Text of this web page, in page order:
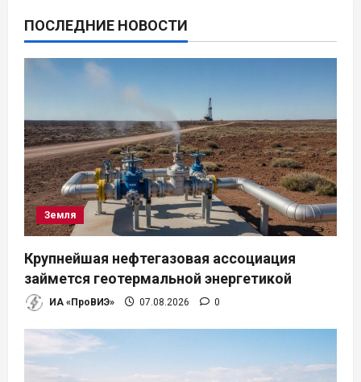
ПОСЛЕДНИЕ НОВОСТИ
Земля
Крупнейшая нефтегазовая ассоциация
займется геотермальной энергетикой
ИА «ПроВИЭ» 07.08.2026 0